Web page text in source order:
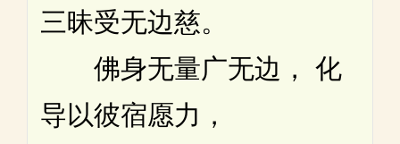
三昧受无边慈。
佛身无量广无边， 化
导以彼宿愿力，